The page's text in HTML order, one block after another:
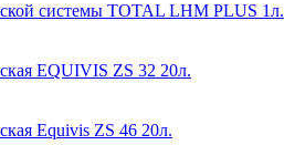
системы TOTAL LHM PLUS 1л.
EQUIVIS ZS 32 20л.
Equivis ZS 46 20л.